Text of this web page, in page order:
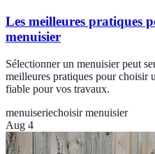
Les meilleures pratiques
menuisier
Sélectionner un menuisier peut
meilleures pratiques pour choisir
fiable pour vos travaux.
menuiseriechoisir menuisier
Aug 4